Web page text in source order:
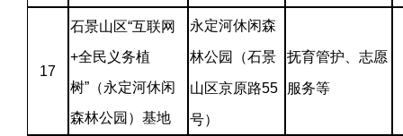
17
石景山区“互联网
+全民义务植
树”（永定河休闲
森林公园）基地
永定河休闲森
林公园（石景
山区京原路55
号）
抚育管护、志愿
服务等